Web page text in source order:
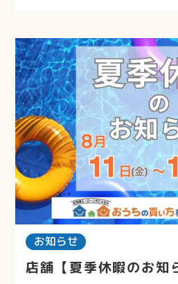
お知らせ
店舗【夏季休暇のお知